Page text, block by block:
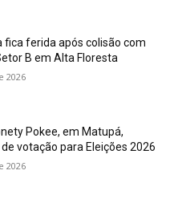
fica ferida após colisão com
B em Alta Floresta
2026
Pokee, em Matupá,
votação para Eleições 2026
2026